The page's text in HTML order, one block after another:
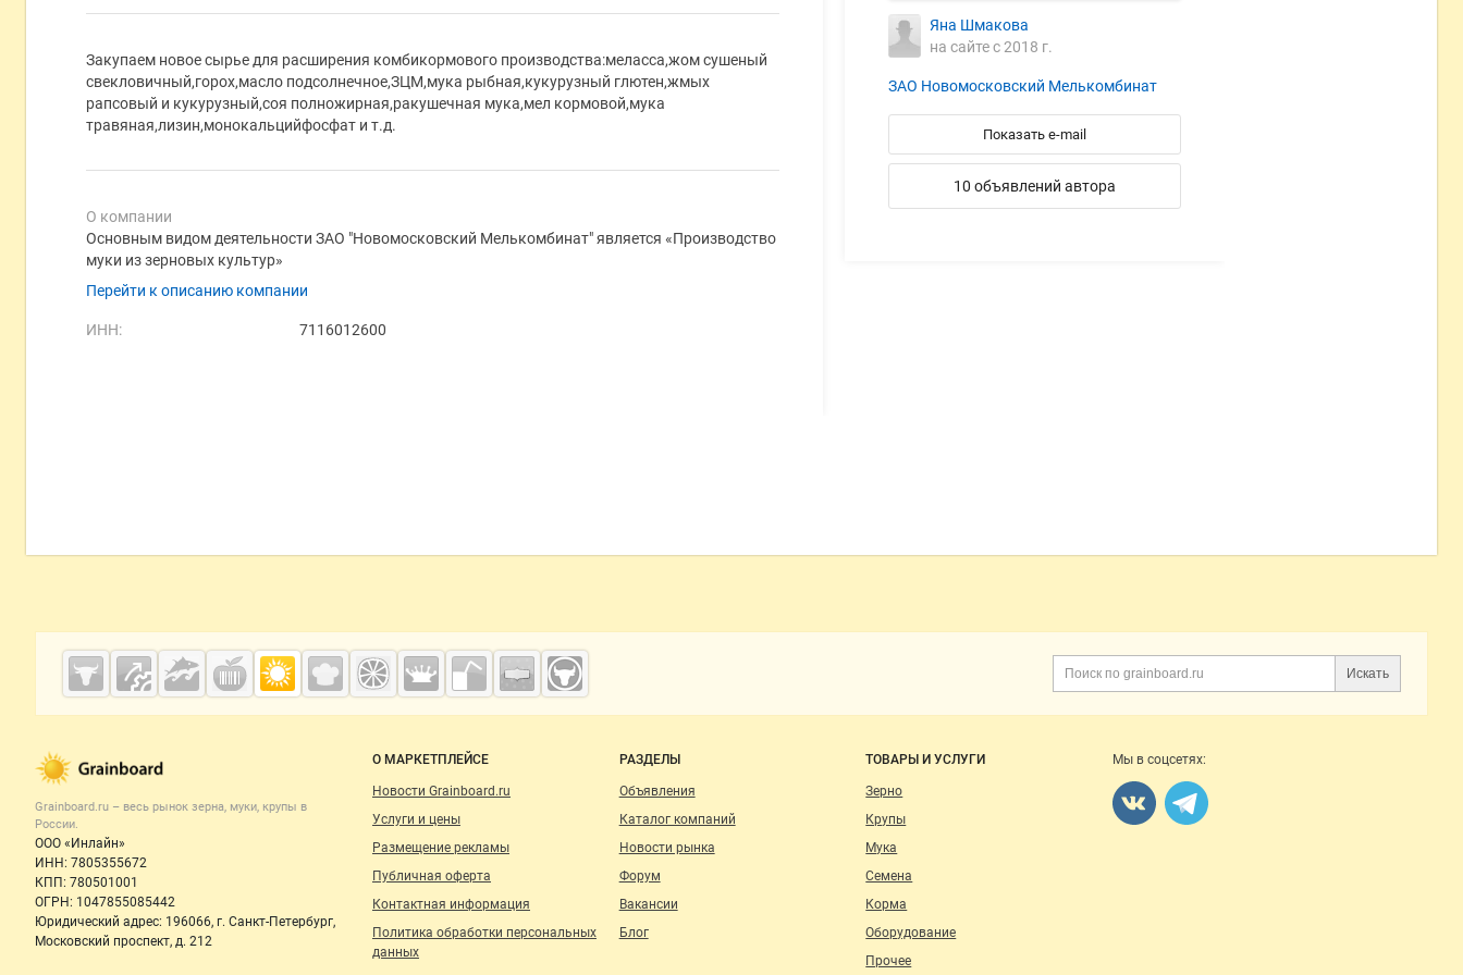
Закупаем новое сырье для расширения комбикормового производства:меласса,жом сушеный
свекловичный,горох,масло подсолнечное,ЗЦМ,мука рыбная,кукурузный глютен,жмых
рапсовый и кукурузный,соя полножирная,ракушечная мука,мел кормовой,мука
травяная,лизин,монокальцийфосфат и т.д.
О компании
Основным видом деятельности ЗАО "Новомосковский Мелькомбинат" является «Производство
муки из зерновых культур»
Перейти к описанию компании
ИНН: 7116012600
Яна Шмакова
на сайте с 2018 г.
ЗАО Новомосковский Мелькомбинат
Показать e-mail
10 объявлений автора
Дополнительная информация
Искать
Cсылки на полезные проекты
Grainboard.ru
Важные разделы и контакты
Grainboard.ru – весь рынок зерна, муки, крупы в
России.
ООО «Инлайн»
ИНН: 7805355672
КПП: 780501001
ОГРН: 1047855085442
Юридический адрес: 196066, г. Санкт-Петербург,
Московский проспект, д. 212
Навигация по сайту
О МАРКЕТПЛЕЙСЕ
Новости Grainboard.ru
Услуги и цены
Размещение рекламы
Публичная оферта
Контактная информация
Политика обработки персональных
данных
РАЗДЕЛЫ
Объявления
Каталог компаний
Новости рынка
Форум
Вакансии
Блог
ТОВАРЫ И УСЛУГИ
Зерно
Крупы
Мука
Семена
Корма
Оборудование
Прочее
Мы в соцсетях: